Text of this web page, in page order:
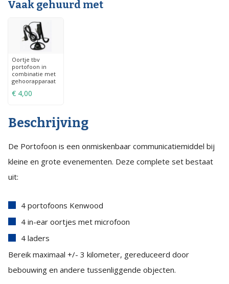
4x
oortje
met
microfoon
quantity
Vaak gehuurd met
Oortje tbv
portofoon in
combinatie met
gehoorapparaat
€ 4,00
Beschrijving
De Portofoon is een onmiskenbaar communicatiemiddel bij
kleine en grote evenementen. Deze complete set bestaat
uit:
4 portofoons Kenwood
4 in-ear oortjes met microfoon
4 laders
Bereik maximaal +/- 3 kilometer, gereduceerd door
bebouwing en andere tussenliggende objecten.